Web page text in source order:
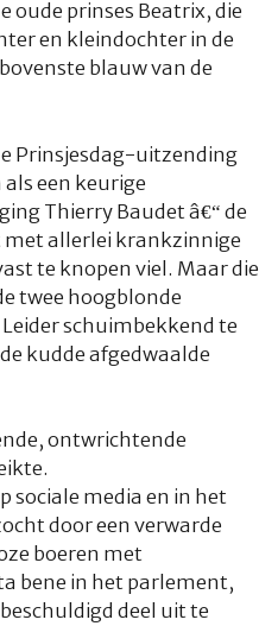
oude prinses Beatrix, die
en kleindochter in de
blauw van de
Prinsjesdag-uitzending
een keurige
Thierry Baudet â€“ de
met allerlei krankzinnige
te knopen viel. Maar die
twee hoogblonde
schuimbekkend te
kudde afgedwaalde
ontwrichtende
sociale media en in het
door een verwarde
boeren met
bene in het parlement,
deel uit te